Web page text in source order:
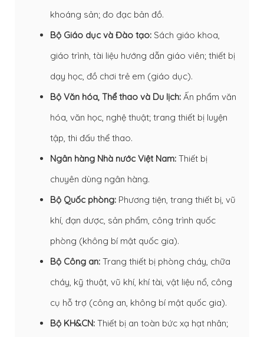
khoáng sản; đo đạc bản đồ.
Bộ Giáo dục và Đào tạo: Sách giáo khoa,
giáo trình, tài liệu hướng dẫn giáo viên; thiết bị
dạy học, đồ chơi trẻ em (giáo dục).
Bộ Văn hóa, Thể thao và Du lịch: Ấn phẩm văn
hóa, văn học, nghệ thuật; trang thiết bị luyện
tập, thi đấu thể thao.
Ngân hàng Nhà nước Việt Nam: Thiết bị
chuyên dùng ngân hàng.
Bộ Quốc phòng: Phương tiện, trang thiết bị, vũ
khí, đạn dược, sản phẩm, công trình quốc
phòng (không bí mật quốc gia).
Bộ Công an: Trang thiết bị phòng cháy, chữa
cháy, kỹ thuật, vũ khí, khí tài, vật liệu nổ, công
cụ hỗ trợ (công an, không bí mật quốc gia).
Bộ KH&CN: Thiết bị an toàn bức xạ hạt nhân;